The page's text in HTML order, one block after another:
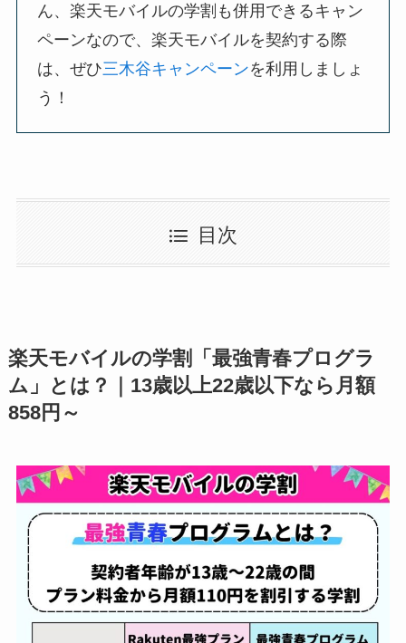
ん、楽天モバイルの学割も併用できるキャン
ペーンなので、楽天モバイルを契約する際
は、ぜひ三木谷キャンペーンを利用しましょ
う！
目次
楽天モバイルの学割「最強青春プログラ
ム」とは？｜13歳以上22歳以下なら月額
858円～